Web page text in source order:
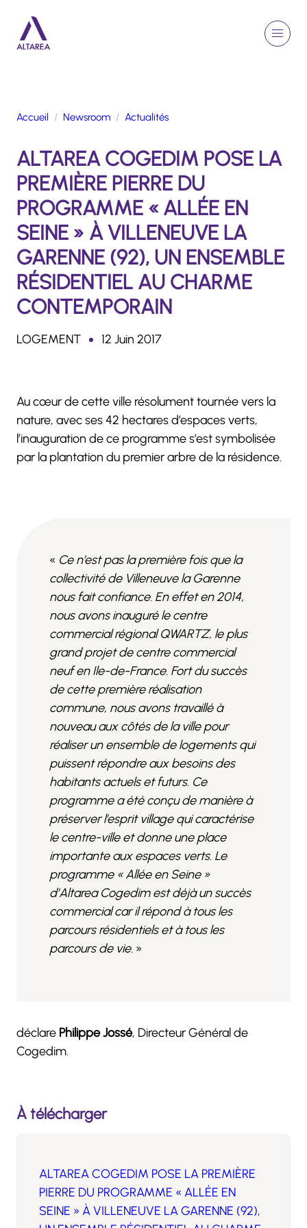
Menu
ACTIVITÉS
ENGAGEMENTS
TALENTS
FINANCE
NEWSROOM
PORTFOLIO
Rechercher
Accueil Newsroom Actualités
ALTAREA COGEDIM POSE LA
PREMIÈRE PIERRE DU
PROGRAMME « ALLÉE EN
SEINE » À VILLENEUVE LA
GARENNE (92), UN ENSEMBLE
RÉSIDENTIEL AU CHARME
CONTEMPORAIN
LOGEMENT 12 Juin 2017
Au cœur de cette ville résolument tournée vers la
nature, avec ses 42 hectares d’espaces verts,
l’inauguration de ce programme s’est symbolisée
par la plantation du premier arbre de la résidence.
« Ce n’est pas la première fois que la
collectivité de Villeneuve la Garenne
nous fait confiance. En effet en 2014,
nous avons inauguré le centre
commercial régional QWARTZ, le plus
grand projet de centre commercial
neuf en Ile-de-France. Fort du succès
de cette première réalisation
commune, nous avons travaillé à
nouveau aux côtés de la ville pour
réaliser un ensemble de logements qui
puissent répondre aux besoins des
habitants actuels et futurs. Ce
programme a été conçu de manière à
préserver l’esprit village qui caractérise
le centre-ville et donne une place
importante aux espaces verts. Le
programme « Allée en Seine »
d’Altarea Cogedim est déjà un succès
commercial car il répond à tous les
parcours résidentiels et à tous les
parcours de vie. »
déclare Philippe Jossé, Directeur Général de
Cogedim.
À télécharger
ALTAREA COGEDIM POSE LA PREMIÈRE
PIERRE DU PROGRAMME « ALLÉE EN
SEINE » À VILLENEUVE LA GARENNE (92),